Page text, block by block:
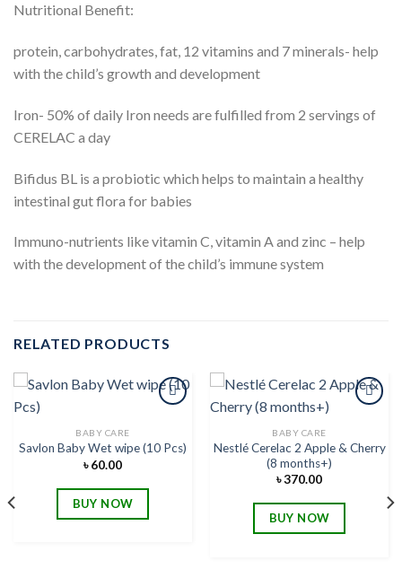
Nutritional Benefit:
protein, carbohydrates, fat, 12 vitamins and 7 minerals- help
with the child’s growth and development
Iron- 50% of daily Iron needs are fulfilled from 2 servings of
CERELAC a day
Bifidus BL is a probiotic which helps to maintain a healthy
intestinal gut flora for babies
Immuno-nutrients like vitamin C, vitamin A and zinc – help
with the development of the child’s immune system
RELATED PRODUCTS
Add to
BABY CARE
Savlon Baby Wet wipe (10 Pcs)
৳60.00
BUY NOW
Add to
BABY CARE
Nestlé Cerelac 2 Apple & Cherry
(8 months+)
৳370.00
BUY NOW